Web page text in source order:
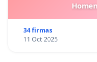
34 firmas
11 Oct 2025